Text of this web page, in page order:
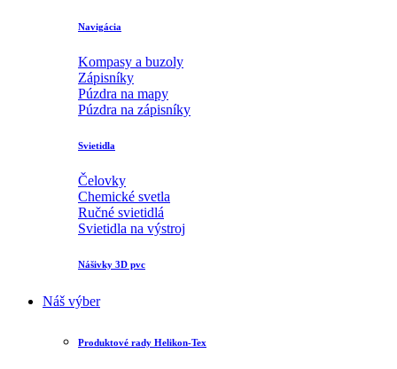
Navigácia
Kompasy a buzoly
Zápisníky
Púzdra na mapy
Púzdra na zápisníky
Svietidla
Čelovky
Chemické svetla
Ručné svietidlá
Svietidla na výstroj
Nášivky 3D pvc
Náš výber
Produktové rady Helikon-Tex